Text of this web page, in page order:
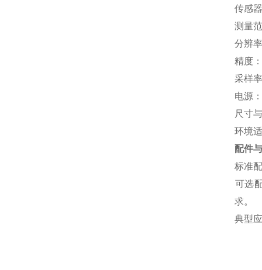
传感
测量
分辨
精度‌
采样
电源‌
尺寸
环境
配件
标准
可选
求。
典型